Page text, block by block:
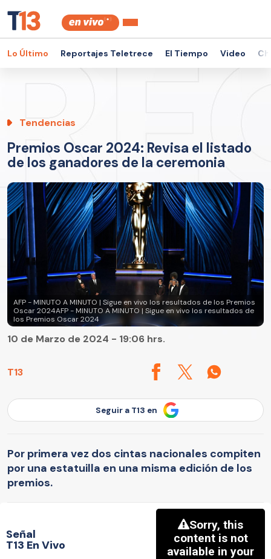
Lo Último Reportajes Teletrece El Tiempo Video
Tendencias
Premios Oscar 2024: Revisa el listado
de los ganadores de la ceremonia
AFP - MINUTO A MINUTO | Sigue en vivo los resultados de los Premios
Oscar 2024AFP - MINUTO A MINUTO | Sigue en vivo los resultados de
los Premios Oscar 2024
T13
10 de Marzo de 2024 - 19:06 hrs.
Seguir a T13 en
Por primera vez dos cintas nacionales compiten
por una estatuilla en una misma edición de los
premios.
Señal
T13 En Vivo